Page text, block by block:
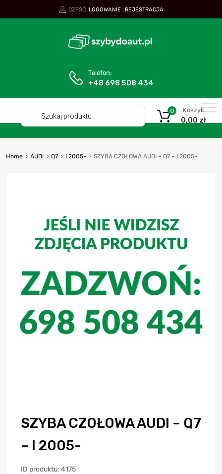
CZEŚĆ. LOGOWANIE REJESTRACJA
Telefon:
+48 698 508 434
Koszyk
0,00 zł
0
Home AUDI Q7 I 2005- SZYBA CZOŁOWA AUDI – Q7 – I 2005-
SZYBA CZOŁOWA AUDI – Q7
– I 2005-
ID produktu: 4175